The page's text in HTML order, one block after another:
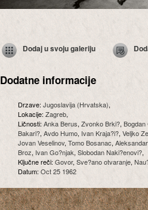
Dodaj u svoju galeriju
Dodatne informacije
Drzave:Jugoslavija (Hrvatska),
Lokacije:Zagreb,
Ličnosti:Anka Berus, Zvonko Brki?, Bogdan
Bakari?, Avdo Humo, Ivan Kraja?i?, Veljko
Jovan Veselinov, Tomo Bosanac,
Broz, Ivan Go?njak, Slobodan Naki?enovi?,
Ključne reči:Govor, Sve?ano otvaranje,
Datum: Oct 25 1962